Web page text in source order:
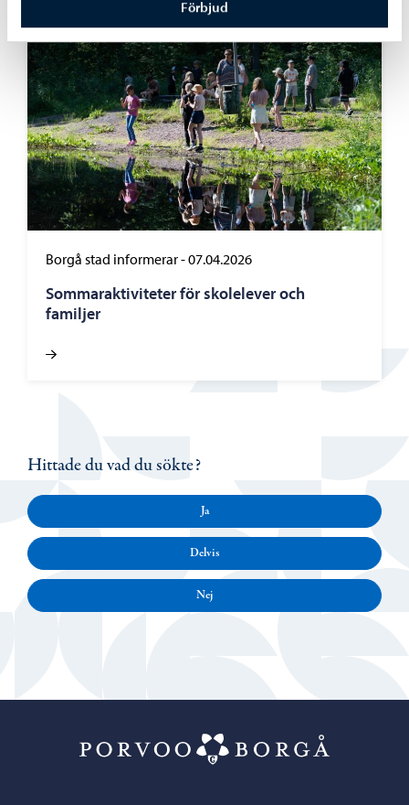
Förbjud
Borgå stad informerar-07.04.2026
Sommaraktiviteter för skolelever och
familjer
Hittade du vad du sökte?
Ja
Delvis
Nej